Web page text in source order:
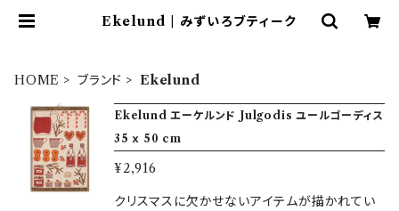
Ekelund | みずいろブティーク
HOME ブランド Ekelund
Ekelund エーケルンド Julgodis ユールゴーディス
35 ｘ 50 cm
¥2,916
クリスマスに欠かせないアイテムが描かれてい